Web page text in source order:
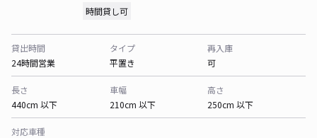
時間貸し可
貸出時間
24時間営業
タイプ
平置き
再入庫
可
長さ
440cm 以下
車幅
210cm 以下
高さ
250cm 以下
対応車種